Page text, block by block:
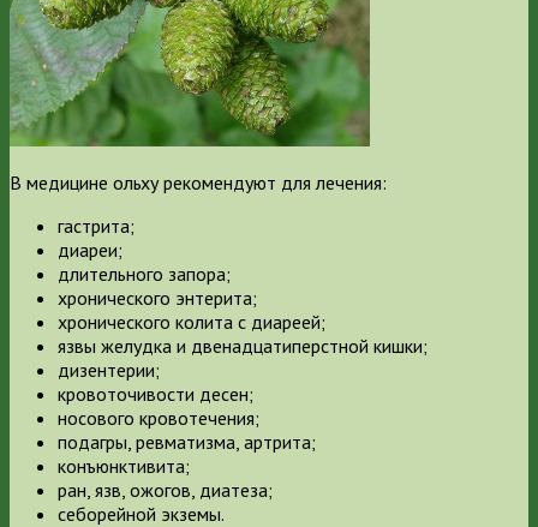
В медицине ольху рекомендуют для лечения:
гастрита;
диареи;
длительного запора;
хронического энтерита;
хронического колита с диареей;
язвы желудка и двенадцатиперстной кишки;
дизентерии;
кровоточивости десен;
носового кровотечения;
подагры, ревматизма, артрита;
конъюнктивита;
ран, язв, ожогов, диатеза;
себорейной экземы.